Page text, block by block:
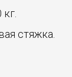
кг.
стяжка.